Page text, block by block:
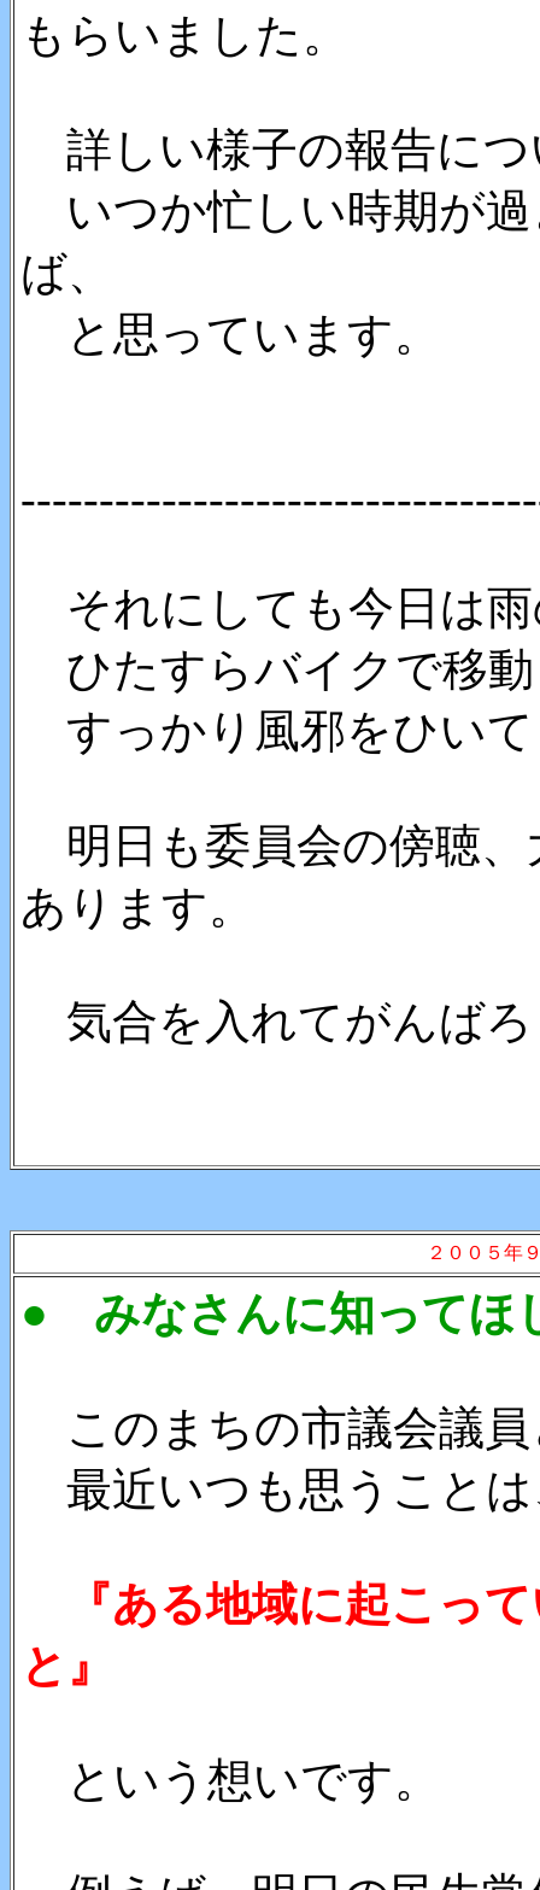
もらいました。
詳しい様子の報告につ
いつか忙しい時期が
ば、
と思っています。
それにしても今日は
ひたすらバイクで移
すっかり風邪をひい
明日も委員会の傍聴、
あります。
気合を入れてがんば
２００５年
● みなさんに知ってほ
このまちの市議会議
最近いつも思うこと
『ある地域に起こっ
と』
という想いです。